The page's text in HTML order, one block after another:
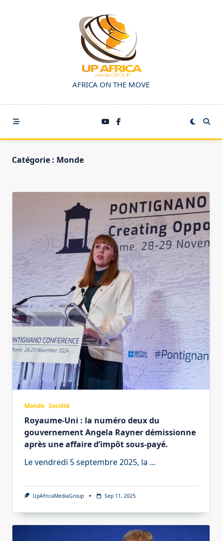
AFRICA ON THE MOVE
Catégorie : Monde
Monde Société
Royaume-Uni : la numéro deux du
gouvernement Angela Rayner démissionne
après une affaire d’impôt sous-payé.
Le vendredi 5 septembre 2025, la ...
UpAfricaMediaGroup Sep 11, 2025